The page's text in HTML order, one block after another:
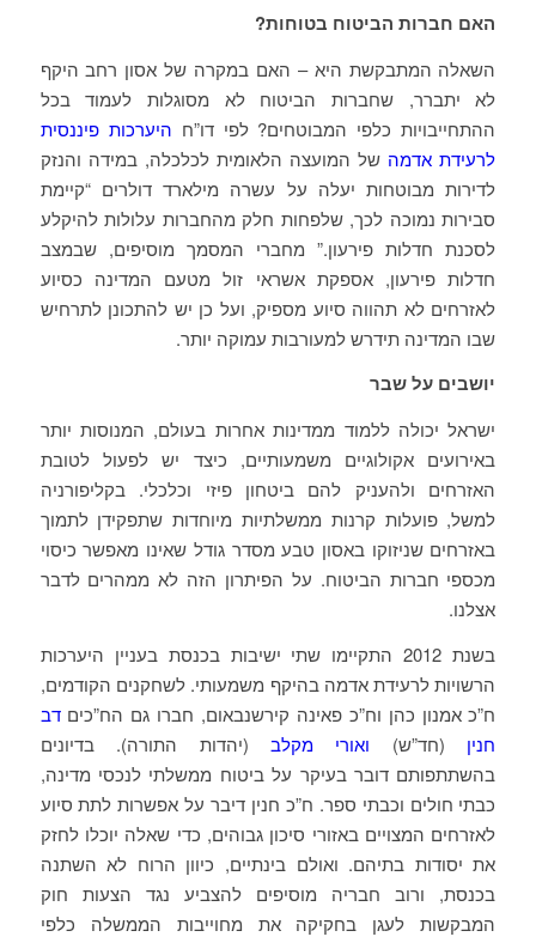
האם חברות הביטוח בטוחות?
השאלה המתבקשת היא – האם במקרה של אסון רחב היקף
לא יתברר, שחברות הביטוח לא מסוגלות לעמוד בכל
ההתחייבויות כלפי המבוטחים? לפי דו”ח היערכות פיננסית
לרעידת אדמה של המועצה הלאומית לכלכלה, במידה והנזק
לדירות מבוטחות יעלה על עשרה מילארד דולרים “קיימת
סבירות נמוכה לכך, שלפחות חלק מהחברות עלולות להיקלע
לסכנת חדלות פירעון.” מחברי המסמך מוסיפים, שבמצב
חדלות פירעון, אספקת אשראי זול מטעם המדינה כסיוע
לאזרחים לא תהווה סיוע מספיק, ועל כן יש להתכונן לתרחיש
שבו המדינה תידרש למעורבות עמוקה יותר.
יושבים על שבר
ישראל יכולה ללמוד ממדינות אחרות בעולם, המנוסות יותר
באירועים אקולוגיים משמעותיים, כיצד יש לפעול לטובת
האזרחים ולהעניק להם ביטחון פיזי וכלכלי. בקליפורניה
למשל, פועלות קרנות ממשלתיות מיוחדות שתפקידן לתמוך
באזרחים שניזוקו באסון טבע מסדר גודל שאינו מאפשר כיסוי
מכספי חברות הביטוח. על הפיתרון הזה לא ממהרים לדבר
אצלנו.
בשנת 2012 התקיימו שתי ישיבות בכנסת בעניין היערכות
הרשויות לרעידת אדמה בהיקף משמעותי. לשחקנים הקודמים,
ח”כ אמנון כהן וח”כ פאינה קירשנבאום, חברו גם הח”כיםדב
חנין (חד”ש) ואורי מקלב(יהדות התורה). בדיונים
בהשתתפותם דובר בעיקר על ביטוח ממשלתי לנכסי מדינה,
כבתי חולים וכבתי ספר. ח”כ חנין דיבר על אפשרות לתת סיוע
לאזרחים המצויים באזורי סיכון גבוהים, כדי שאלה יוכלו לחזק
את יסודות בתיהם. ואולם בינתיים, כיוון הרוח לא השתנה
בכנסת, ורוב חבריה מוסיפים להצביע נגד הצעות חוק
המבקשות לעגן בחקיקה את מחוייבות הממשלה כלפי